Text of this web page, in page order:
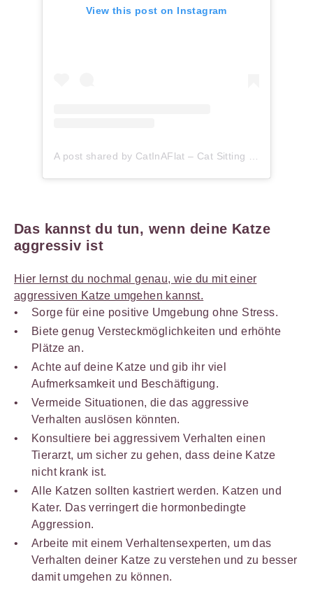
View this post on Instagram
A post shared by CatInAFlat – Cat Sitting (@catinaflat)
Das kannst du tun, wenn deine Katze
aggressiv ist
Hier lernst du nochmal genau, wie du mit einer
aggressiven Katze umgehen kannst.
Sorge für eine positive Umgebung ohne Stress.
Biete genug Versteckmöglichkeiten und erhöhte
Plätze an.
Achte auf deine Katze und gib ihr viel
Aufmerksamkeit und Beschäftigung.
Vermeide Situationen, die das aggressive
Verhalten auslösen könnten.
Konsultiere bei aggressivem Verhalten einen
Tierarzt, um sicher zu gehen, dass deine Katze
nicht krank ist.
Alle Katzen sollten kastriert werden. Katzen und
Kater. Das verringert die hormonbedingte
Aggression.
Arbeite mit einem Verhaltensexperten, um das
Verhalten deiner Katze zu verstehen und zu besser
damit umgehen zu können.